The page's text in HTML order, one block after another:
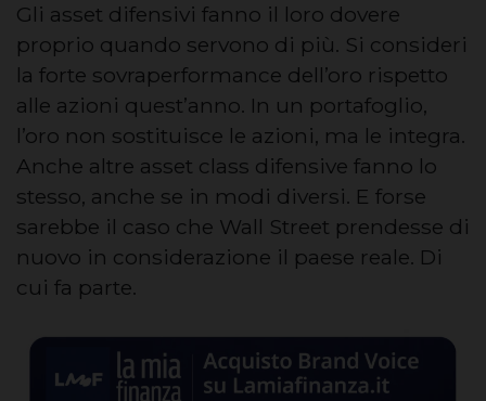
Gli asset difensivi fanno il loro dovere
proprio quando servono di più. Si consideri
la forte sovraperformance dell’oro rispetto
alle azioni quest’anno. In un portafoglio,
l’oro non sostituisce le azioni, ma le integra.
Anche altre asset class difensive fanno lo
stesso, anche se in modi diversi. E forse
sarebbe il caso che Wall Street prendesse di
nuovo in considerazione il paese reale. Di
cui fa parte.